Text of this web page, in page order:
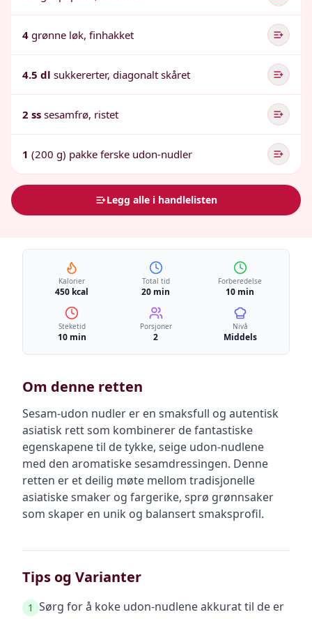
4 grønne løk, finhakket
4.5 dl sukkererter, diagonalt skåret
2 ss sesamfrø, ristet
1 (200 g) pakke ferske udon-nudler
Legg alle i handlelisten
Kalorier
450 kcal
Total tid
20 min
Forberedelse
10 min
Steketid
10 min
Porsjoner
2
Nivå
Middels
Om denne retten
Sesam-udon nudler er en smaksfull og autentisk
asiatisk rett som kombinerer de fantastiske
egenskapene til de tykke, seige udon-nudlene
med den aromatiske sesamdressingen. Denne
retten er et deilig møte mellom tradisjonelle
asiatiske smaker og fargerike, sprø grønnsaker
som skaper en unik og balansert smaksprofil.
Tips og Varianter
1 Sørg for å koke udon-nudlene akkurat til de er